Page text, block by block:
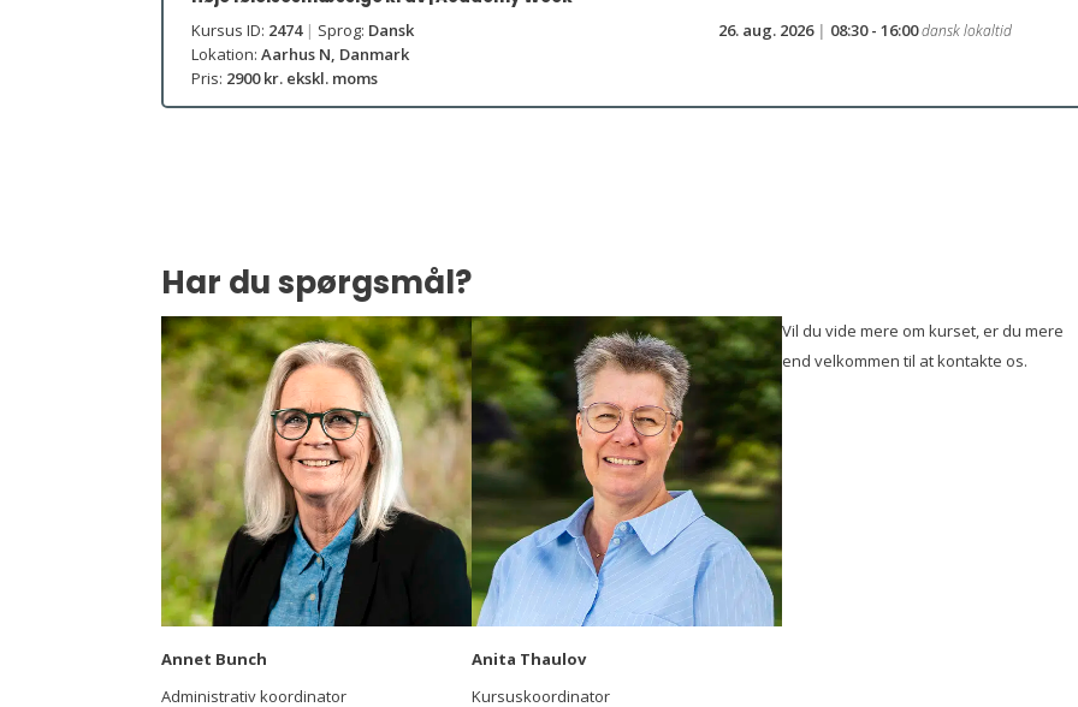
Kursus ID: 2474 | Sprog: Dansk
Lokation: Aarhus N, Danmark
Pris: 2900 kr. ekskl. moms
26. aug. 2026 | 08:30 - 16:00dansk lokaltid
Har du spørgsmål?
Annet Bunch
Administrativ koordinator
Anita Thaulov
Kursuskoordinator
Vil du vide mere om kurset, er du mere
end velkommen til at kontakte os.